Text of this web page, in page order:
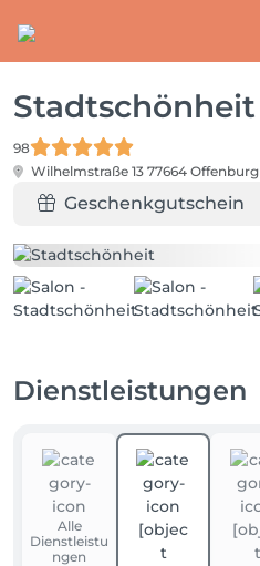
Stadtschönheit
98
Wilhelmstraße 13 77664 Offenburg
Geschenkgutschein
Dienstleistungen
Alle
Dienstleistu
ngen